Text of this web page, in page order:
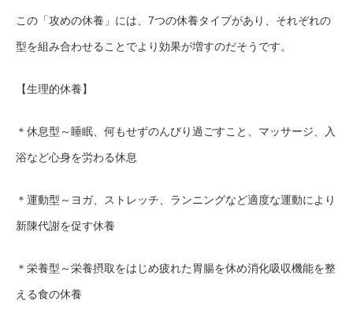
この「攻めの休養」には、7つの休養タイプがあり、それぞれの
型を組み合わせることでより効果が増すのだそうです。
【生理的休養】
＊休息型～睡眠、何もせずのんびり過ごすこと、マッサージ、入
浴など心身を労わる休息
＊運動型～ヨガ、ストレッチ、ランニングなど適度な運動により
新陳代謝を促す休養
＊栄養型～栄養摂取をはじめ疲れた胃腸を休め消化吸収機能を整
える食の休養